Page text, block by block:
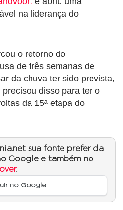
na liderança do
o retorno do
de três semanas de
da chuva ter sido prevista,
disso para ter o
da 15ª etapa do
sua fonte preferida
Google e também no
.
no Google